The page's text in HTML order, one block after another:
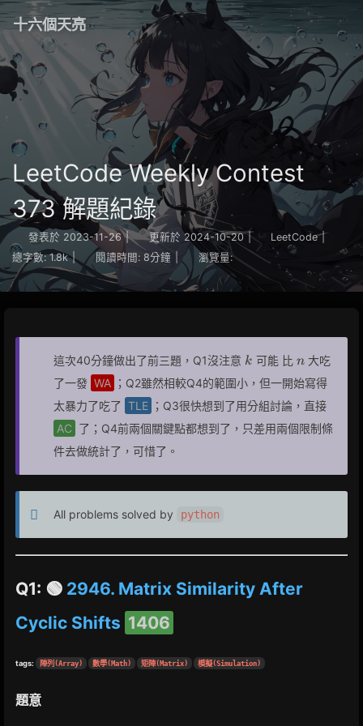
十六個天亮
LeetCode Weekly Contest
373 解題紀錄
發表於 2023-11-26 | 更新於 2024-10-20 | LeetCode |
總字數: 1.8k | 閱讀時間: 8分鐘 瀏覽量:
這次40分鐘做出了前三題，Q1沒注意 k
k 可能 比 n
n大吃
了一發 WA ；Q2雖然相較Q4的範圍小，但一開始寫得
太暴力了吃了 TLE ；Q3很快想到了用分組討論，直接
AC 了；Q4前兩個關鍵點都想到了，只差用兩個限制條
件去做統計了，可惜了。
All problems solved by python
Q1: 🟢 2946. Matrix Similarity After
Cyclic Shifts 1406
tags: 陣列(Array) 數學(Math) 矩陣(Matrix) 模擬(Simulation)
題意